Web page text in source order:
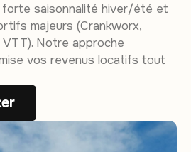
saisonnalité hiver/été et
majeurs (Crankworx,
Notre approche
vos revenus locatifs tout